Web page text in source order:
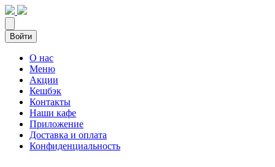
Войти
О нас
Меню
Акции
Кешбэк
Контакты
Наши кафе
Приложение
Доставка и оплата
Конфиденциальность